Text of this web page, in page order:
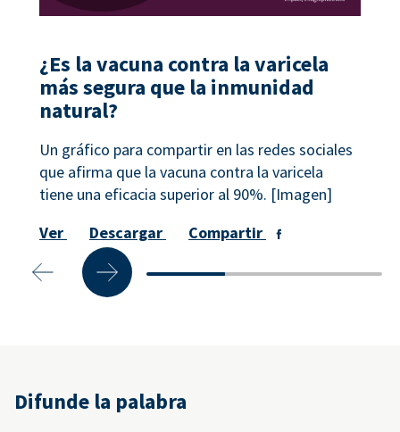
¿Es la vacuna contra la varicela
más segura que la inmunidad
natural?
Un gráfico para compartir en las redes sociales
que afirma que la vacuna contra la varicela
tiene una eficacia superior al 90%. [Imagen]
Ver
Descargar Compartir
Difunde la palabra